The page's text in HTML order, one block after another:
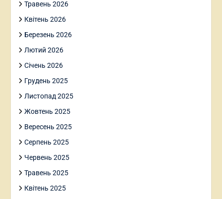
Травень 2026
Квітень 2026
Березень 2026
Лютий 2026
Січень 2026
Грудень 2025
Листопад 2025
Жовтень 2025
Вересень 2025
Серпень 2025
Червень 2025
Травень 2025
Квітень 2025